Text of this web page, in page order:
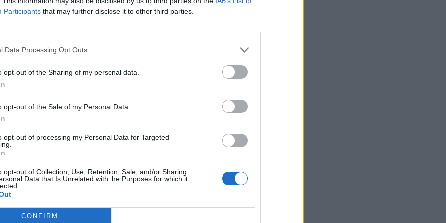
Participants that may further disclose it to other third parties.
Data Processing Opt Outs
opt-out of the Sharing of my personal data.
opt-out of the Sale of my Personal Data.
opt-out of processing my Personal Data for Targeted
opt-out of Collection, Use, Retention, Sale, and/or Sharing
Data that Is Unrelated with the Purposes for which it
CONFIRM
alatt a manhattani ügyészség bejelentése szerint, amit a Reuters szemlézett. A
portfolio.hu hírarchívumához tartozik, melynek olvasása előfizetéses
tartalmazza:
elmúlt 2 év napon belüli
Előfizetés
VAGY? BEJELENTKEZÉS